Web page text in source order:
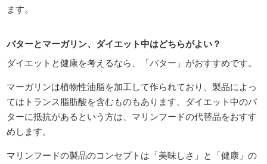
ます。
バターとマーガリン、ダイエット中はどちらがよい？
ダイエットと健康を考えるなら、「バター」がおすすめです。
マーガリンは植物性油脂を加工して作られており、製品によっ
てはトランス脂肪酸を含むものもあります。ダイエット中のバ
ターに抵抗があるという方は、マリンフードの代替品をおすす
めします。
マリンフードの製品のコンセプトは「美味しさ」と「健康」の